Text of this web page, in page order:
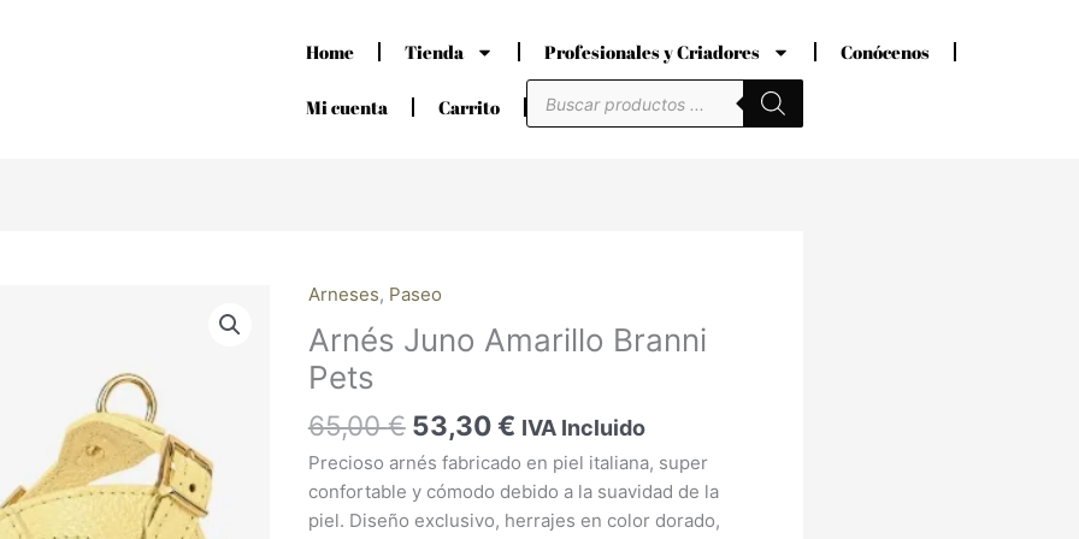
Home Tienda Profesionales y Criadores Conócenos
Mi cuenta Carrito
Búsqueda
de
productos
Arneses, Paseo
Arnés Juno Amarillo Branni
Pets
65,00€
El
precio
original
65,00 €.
53,30€
precio
actual
53,30 €.
IVA Incluido
Precioso arnés fabricado en piel italiana, super
confortable y cómodo debido a la suavidad de la
piel. Diseño exclusivo, herrajes en color dorado,
Arnés
Juno
Amarillo
Branni
Pets
cantidad